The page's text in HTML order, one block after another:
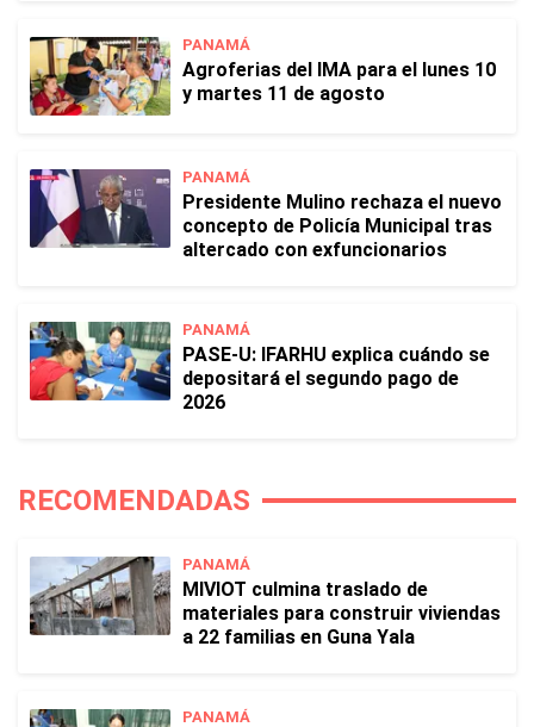
PANAMÁ
Agroferias del IMA para el lunes 10
y martes 11 de agosto
PANAMÁ
Presidente Mulino rechaza el nuevo
concepto de Policía Municipal tras
altercado con exfuncionarios
PANAMÁ
PASE-U: IFARHU explica cuándo se
depositará el segundo pago de
2026
RECOMENDADAS
PANAMÁ
MIVIOT culmina traslado de
materiales para construir viviendas
a 22 familias en Guna Yala
PANAMÁ